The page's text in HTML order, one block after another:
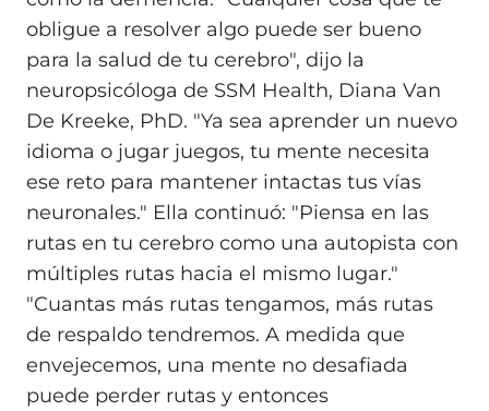
obligue a resolver algo puede ser bueno
para la salud de tu cerebro", dijo la
neuropsicóloga de SSM Health, Diana Van
De Kreeke, PhD. "Ya sea aprender un nuevo
idioma o jugar juegos, tu mente necesita
ese reto para mantener intactas tus vías
neuronales." Ella continuó: "Piensa en las
rutas en tu cerebro como una autopista con
múltiples rutas hacia el mismo lugar."
"Cuantas más rutas tengamos, más rutas
de respaldo tendremos. A medida que
envejecemos, una mente no desafiada
puede perder rutas y entonces